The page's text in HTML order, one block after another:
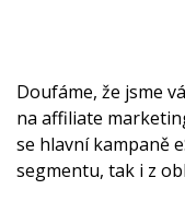
Doufáme, že jsme
na affiliate
se hlavní kampaně
segmentu, tak i z